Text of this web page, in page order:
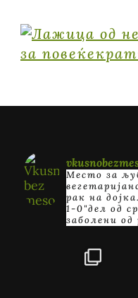
Место за
рак на дојка.
1-0"дел од
заболени од